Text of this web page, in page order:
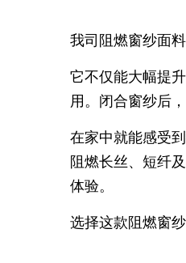
我司阻燃窗纱面
它不仅能大幅提
用。闭合窗纱后
在家中就能感受
阻燃长丝、短纤
体验。
选择这款阻燃窗